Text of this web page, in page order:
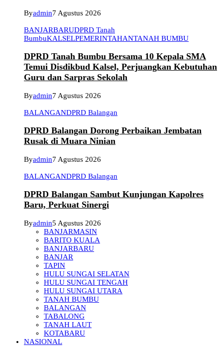
Byadmin7 Agustus 2026
BANJARBARUDPRD Tanah
BumbuKALSELPEMERINTAHANTANAH BUMBU
DPRD Tanah Bumbu Bersama 10 Kepala SMA
Temui Disdikbud Kalsel, Perjuangkan Kebutuhan
Guru dan Sarpras Sekolah
Byadmin7 Agustus 2026
BALANGANDPRD Balangan
DPRD Balangan Dorong Perbaikan Jembatan
Rusak di Muara Ninian
Byadmin7 Agustus 2026
BALANGANDPRD Balangan
DPRD Balangan Sambut Kunjungan Kapolres
Baru, Perkuat Sinergi
Byadmin5 Agustus 2026
BANJARMASIN
BARITO KUALA
BANJARBARU
BANJAR
TAPIN
HULU SUNGAI SELATAN
HULU SUNGAI TENGAH
HULU SUNGAI UTARA
TANAH BUMBU
BALANGAN
TABALONG
TANAH LAUT
KOTABARU
NASIONAL